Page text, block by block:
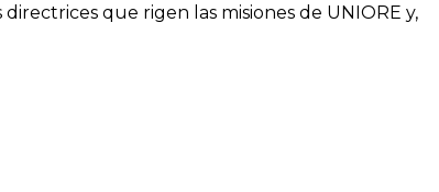
que rigen las misiones de UNIORE y,